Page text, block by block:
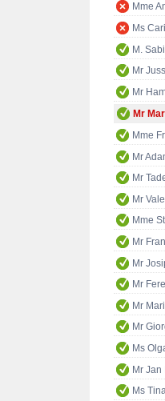
Mme
Ms
M.
Mr
Mr
Mr
Mme
Mr
Mr
Mr
Mme
Mr
Mr
Mr
Mr
Mr
Ms
Mr Jan
Ms